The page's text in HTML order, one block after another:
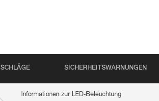
SICHERHEITSWARNUNGEN
Informationen zur LED-Beleuchtung